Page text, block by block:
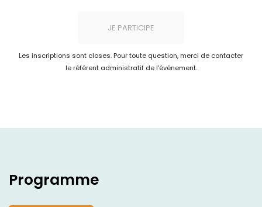
JE PARTICIPE
Les inscriptions sont closes. Pour toute question, merci de contacter
le référent administratif de l'événement.
Programme